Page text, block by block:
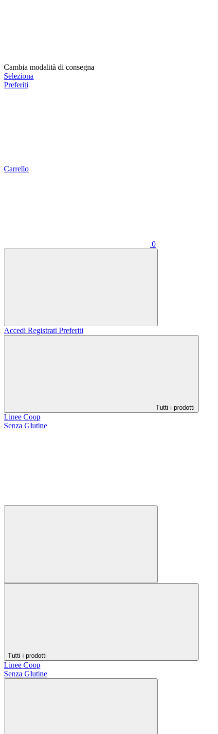
Cambia modalità di consegna
Seleziona
Preferiti
Carrello
0
Accedi Registrati Preferiti
Tutti i prodotti
Linee Coop
Senza Glutine
Tutti i prodotti
Linee Coop
Senza Glutine